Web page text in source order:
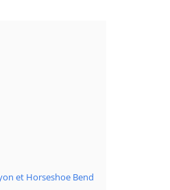
et Horseshoe Bend